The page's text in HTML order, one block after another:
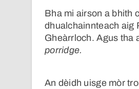
Bha mi airson a bhith
dhualchainnteach aig
Gheàrrloch. Agus tha
porridge.
An dèidh uisge mòr